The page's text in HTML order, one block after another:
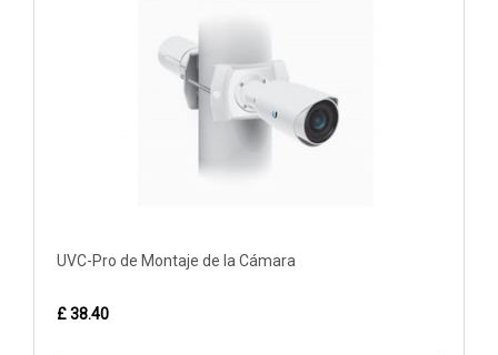
UVC-Pro de Montaje de la Cámara
£ 38.40